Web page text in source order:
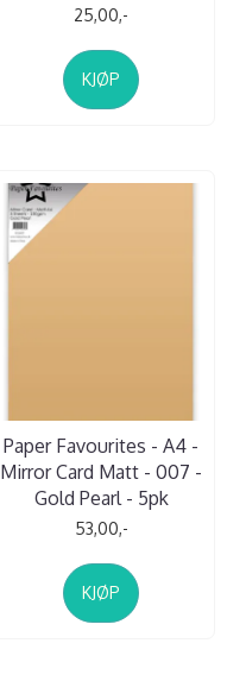
25,00,-
KJØP
Paper Favourites - A4 -
Mirror Card Matt - 007 -
Gold Pearl - 5pk
53,00,-
KJØP